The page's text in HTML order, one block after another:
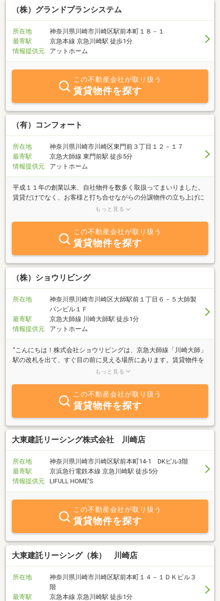
（株）グランドプランシステム
所在地
神奈川県川崎市川崎区駅前本町１８－１
最寄駅
京急本線 京急川崎駅 徒歩1分
情報提供元
アットホーム
この不動産会社が取り扱う
賃貸物件を探す
（有）コンフォート
所在地
神奈川県川崎市川崎区東門前３丁目１２－１７
最寄駅
京急大師線 東門前駅 徒歩5分
情報提供元
アットホーム
平成１１年の創業以来、自社物件を数多く取扱ってまいりました。
賃貸だけでなく、お客様と打ち合せながらの分譲物件の立ち上げに
も豊富な実績がございます。自社物件に限り仲介手数料、更新料無
物件をお探しの際は是非おまかせください。きめ細やかなサービス
のご提供をお約束いたします。
もっと見る
この不動産会社が取り扱う
賃貸物件を探す
（株）ショウリビング
所在地
神奈川県川崎市川崎区大師駅前１丁目６－５大師製
パンビル１Ｆ
最寄駅
京急大師線 川崎大師駅 徒歩1分
情報提供元
アットホーム
“こんにちは！株式会社ショウリビングは、京急大師線「川崎大師」
駅の改札を出て、すぐ目の前に見える場所にあります。賃貸物件を
中心に、売買、リフォームなど不動産に関する事なら幅広く取り扱
ーさんも大募集しております。もし大師線でお部屋探しをされるな
ら、ぜひ当社へ一度寄ってみて下さい。必ず期待に応えられるよう
努力したいと思います。当社への目印は「川崎大師」駅の改札を出
てすぐ目の前に見える星のマークの看板が目印です。みなさまのご
来店心よりお待ちしております。
もっと見る
この不動産会社が取り扱う
賃貸物件を探す
大東建託リーシング株式会社 川崎店
所在地
神奈川県川崎市川崎区駅前本町14-1 DKビル3階
最寄駅
京浜急行電鉄本線 京急川崎駅 徒歩5分
情報提供元
LIFULL HOME'S
この不動産会社が取り扱う
賃貸物件を探す
大東建託リーシング（株） 川崎店
所在地
神奈川県川崎市川崎区駅前本町１４－１ＤＫビル３
階
最寄駅
京急本線 京急川崎駅 徒歩1分